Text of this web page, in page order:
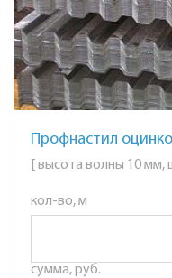
Профнастил
[ высота волны 10 мм,
кол-во, м
сумма, руб.